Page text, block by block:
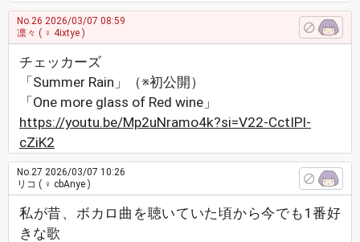
No.26 2026/03/07 08:59
凛々 ( ♀ 4ixtye )
チェッカーズ
「Summer Rain」（※初公開）
「One more glass of Red wine」
https://youtu.be/Mp2uNramo4k?si=V22-CctIPl-
cZiK2
No.27 2026/03/07 10:26
リコ ( ♀ cbAnye )
私が昔、ボカロ曲を聴いていた頃から今でも1番好
きな歌